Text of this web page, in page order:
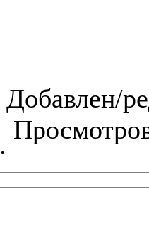
.
Добавлен/